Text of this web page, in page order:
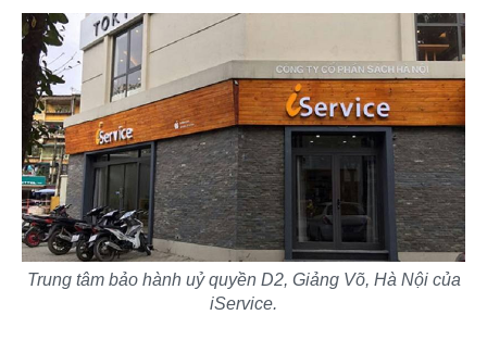
Trung tâm bảo hành uỷ quyền D2, Giảng Võ, Hà Nội của
iService.